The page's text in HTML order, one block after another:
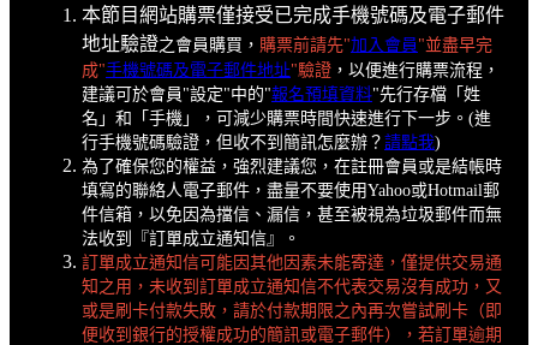
本節目網站購票僅接受已完成手機號碼及電子郵件
地址驗證之會員購買， 購票前請先"加入會員 "並盡早完
成"手機號碼及電子郵件地址"驗證 ，以便進行購票流程，
建議可於會員"設定"中的"報名預填資料"先行存檔「姓
名」和「手機」，可減少購票時間快速進行下一步。(進
行手機號碼驗證，但收不到簡訊怎麼辦？ 請點我)
為了確保您的權益，強烈建議您，在註冊會員或是結帳時
填寫的聯絡人電子郵件，盡量不要使用Yahoo或Hotmail郵
件信箱，以免因為擋信、漏信，甚至被視為垃圾郵件而無
法收到『訂單成立通知信』。
訂單成立通知信可能因其他因素未能寄達，僅提供交易通
知之用，未收到訂單成立通知信不代表交易沒有成功，又
或是刷卡付款失敗，請於付款期限之內再次嘗試刷卡（即
便收到銀行的授權成功的簡訊或電子郵件），若訂單逾期